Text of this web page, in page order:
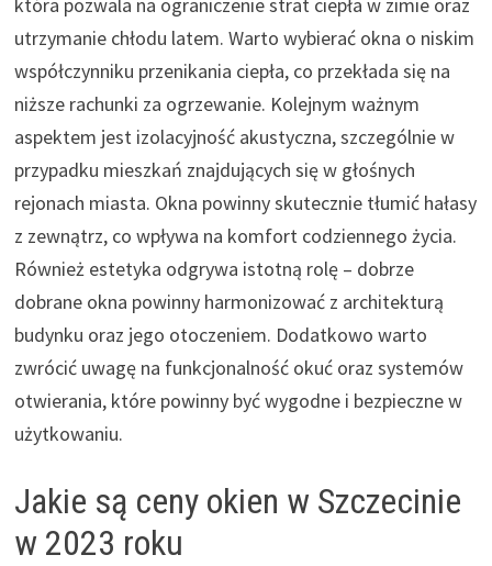
która pozwala na ograniczenie strat ciepła w zimie oraz
utrzymanie chłodu latem. Warto wybierać okna o niskim
współczynniku przenikania ciepła, co przekłada się na
niższe rachunki za ogrzewanie. Kolejnym ważnym
aspektem jest izolacyjność akustyczna, szczególnie w
przypadku mieszkań znajdujących się w głośnych
rejonach miasta. Okna powinny skutecznie tłumić hałasy
z zewnątrz, co wpływa na komfort codziennego życia.
Również estetyka odgrywa istotną rolę – dobrze
dobrane okna powinny harmonizować z architekturą
budynku oraz jego otoczeniem. Dodatkowo warto
zwrócić uwagę na funkcjonalność okuć oraz systemów
otwierania, które powinny być wygodne i bezpieczne w
użytkowaniu.
Jakie są ceny okien w Szczecinie
w 2023 roku